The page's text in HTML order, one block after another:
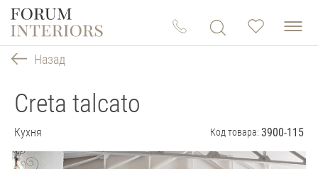
Назад
Creta talcato
Кухня Код товара: 3900-115